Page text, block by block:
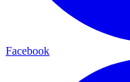
Facebook